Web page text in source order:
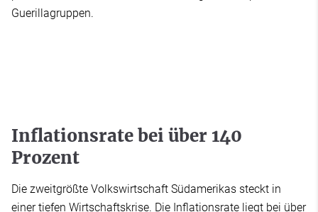
Guerillagruppen.
Inflationsrate bei über 140
Prozent
Die zweitgrößte Volkswirtschaft Südamerikas steckt in
einer tiefen Wirtschaftskrise. Die Inflationsrate liegt bei über